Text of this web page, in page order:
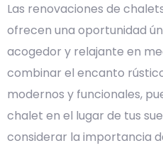
Las renovaciones de
ofrecen una oportunidad
acogedor y relajante en
combinar el encanto
modernos y funcionales,
chalet en el lugar de tus
considerar la importancia